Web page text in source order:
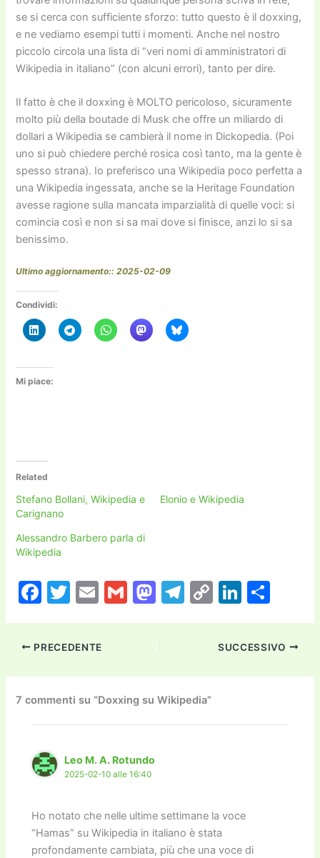
se si cerca con sufficiente sforzo: tutto questo è il doxxing,
e ne vediamo esempi tutti i momenti. Anche nel nostro
piccolo circola una lista di “veri nomi di amministratori di
Wikipedia in italiano” (con alcuni errori), tanto per dire.
Il fatto è che il doxxing è MOLTO pericoloso, sicuramente
molto più della boutade di Musk che offre un miliardo di
dollari a Wikipedia se cambierà il nome in Dickopedia. (Poi
uno si può chiedere perché rosica così tanto, ma la gente è
spesso strana). Io preferisco una Wikipedia poco perfetta a
una Wikipedia ingessata, anche se la Heritage Foundation
avesse ragione sulla mancata imparzialità di quelle voci: si
comincia così e non si sa mai dove si finisce, anzi lo si sa
benissimo.
Ultimo aggiornamento:: 2025-02-09
Condividi:
Mi piace:
Related
Stefano Bollani, Wikipedia e
Carignano
Elonio e Wikipedia
Alessandro Barbero parla di
Wikipedia
F
c
e
b
o
o
k
T
itt
er
E
ai
l
G
M
d
o
n
T
a
m
C
p
y
Li
k
Li
k
e
dI
n
di
vi
PRECEDENTE SUCCESSIVO
7 commenti su “Doxxing su Wikipedia”
Leo M. A. Rotundo
2025-02-10 alle 16:40
Ho notato che nelle ultime settimane la voce
“Hamas” su Wikipedia in italiano è stata
profondamente cambiata, più che una voce di